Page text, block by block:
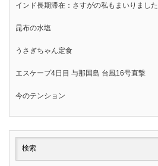
インド長期滞在：さすがの私もまいりました
昆布の水塩
うさぎちゃん定食
エスケープ4日目 与那国島 台風16号直撃
今のテンション